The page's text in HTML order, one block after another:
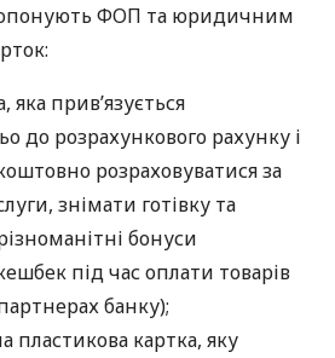
ФОП та юридичним
яка прив’язується
до розрахункового рахунку і
розраховуватися за
знімати готівку та
бонуси
під час оплати товарів
банку);
пластикова картка, яку